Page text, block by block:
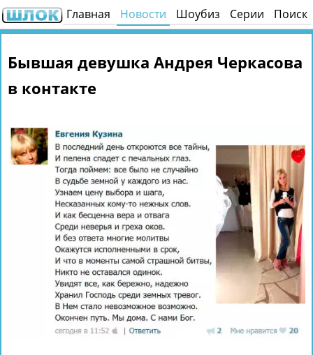
Главная Новости Шоубиз Серии Поиск
Бывшая девушка Андрея Черкасова
в контакте